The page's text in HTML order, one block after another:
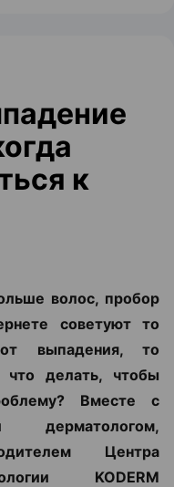
к
волос, пробор
советуют то
выпадения, то
делать, чтобы
Вместе с
дерматологом,
Центра
KODERM